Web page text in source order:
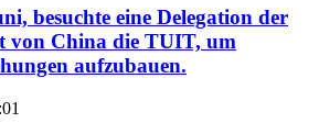
besuchte eine Delegation der
von China die TUIT, um
aufzubauen.